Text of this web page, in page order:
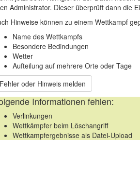
Administrator. Dieser überprüft dann die
Hinweise können zu einem Wettkampf
Name des Wettkampfs
Besondere Bedindungen
Wetter
Aufteilung auf mehrere Orte oder Tage
Fehler oder Hinweis melden
Informationen fehlen:
Verlinkungen
Wettkämpfer beim Löschangriff
Wettkampfergebnisse als Datei-Upload